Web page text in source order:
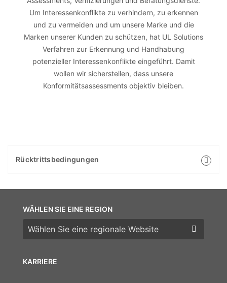
Um Interessenkonflikte zu verhindern, zu erkennen
und zu vermeiden und um unsere Marke und die
Marken unserer Kunden zu schützen, hat UL Solutions
Verfahren zur Erkennung und Handhabung
potenzieller Interessenkonflikte eingeführt. Damit
wollen wir sicherstellen, dass unsere
Konformitätsassessments objektiv bleiben.
Rücktrittsbedingungen
KARRIERE
WÄHLEN SIE EINE REGION
Wählen Sie eine Region